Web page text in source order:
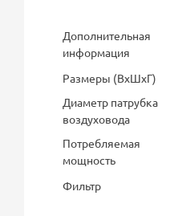
Дополнительная
информация
Размеры (ВхШхГ)
Диаметр патрубка
воздуховода
Потребляемая
мощность
Фильтр